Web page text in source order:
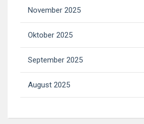
November 2025
Oktober 2025
September 2025
August 2025